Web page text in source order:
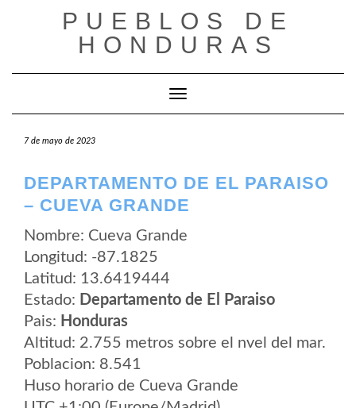
PUEBLOS DE
HONDURAS
Cambiar modo de navegación
7 de mayo de 2023
DEPARTAMENTO DE EL PARAISO
– CUEVA GRANDE
Nombre: Cueva Grande
Longitud: -87.1825
Latitud: 13.6419444
Estado: Departamento de El Paraiso
Pais: Honduras
Altitud: 2.755 metros sobre el nvel del mar.
Poblacion: 8.541
Huso horario de Cueva Grande